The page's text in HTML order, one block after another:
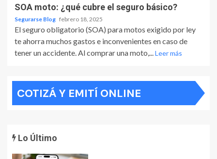
SOA moto: ¿qué cubre el seguro básico?
Segurarse Blog febrero 18, 2025
El seguro obligatorio (SOA) para motos exigido por ley
te ahorra muchos gastos e inconvenientes en caso de
tener un accidente. Al comprar una moto,...Leer más
COTIZÁ Y EMITÍ ONLINE
Lo Último